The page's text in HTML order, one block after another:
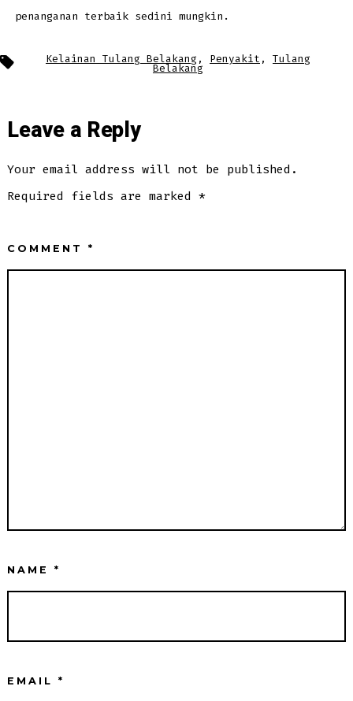
penanganan terbaik sedini mungkin.
Tags Kelainan Tulang Belakang , Penyakit , Tulang
Belakang
Leave a Reply
Your email address will not be published.
Required fields are marked*
COMMENT*
NAME*
EMAIL*